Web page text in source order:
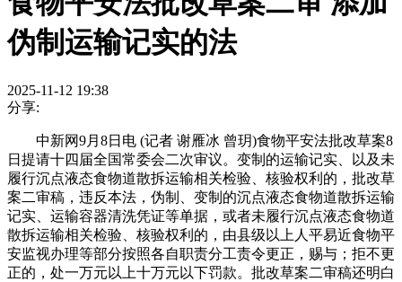
伪制运输记实的法
2025-11-12 19:38
分享:
中新网9月8日电 (记者 谢雁冰 曾玥)食物平安法批改草案8
日提请十四届全国常委会二次审议。变制的运输记实、以及未
履行沉点液态食物道散拆运输相关检验、核验权利的，批改草
案二审稿，违反本法，伪制、变制的沉点液态食物道散拆运输
记实、运输容器清洗凭证等单据，或者未履行沉点液态食物道
散拆运输相关检验、核验权利的，由县级以上人平易近食物平
安监视办理等部分按照各自职责分工责令更正，赐与；拒不更
正的，处一万元以上十万元以下罚款。批改草案二审稿还明白